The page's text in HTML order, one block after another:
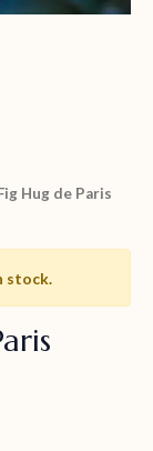
Hug de Paris
stock.